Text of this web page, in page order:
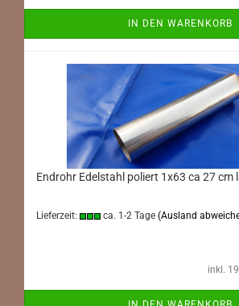
IN DEN WARENKORB
Endrohr Edelstahl poliert 1x63 ca 27 cm
Lieferzeit: ca. 1-2 Tage (Ausland
inkl.